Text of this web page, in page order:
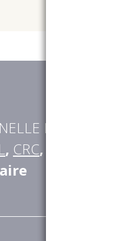
RETRAITE
, CRC,